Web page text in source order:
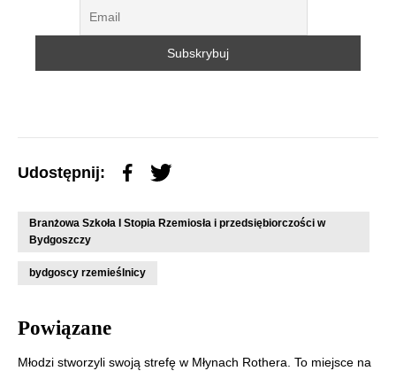
Udostępnij:
Branżowa Szkoła I Stopia Rzemiosła i przedsiębiorczości w
Bydgoszczy
bydgoscy rzemieślnicy
Powiązane
Młodzi stworzyli swoją strefę w Młynach Rothera. To miejsce na